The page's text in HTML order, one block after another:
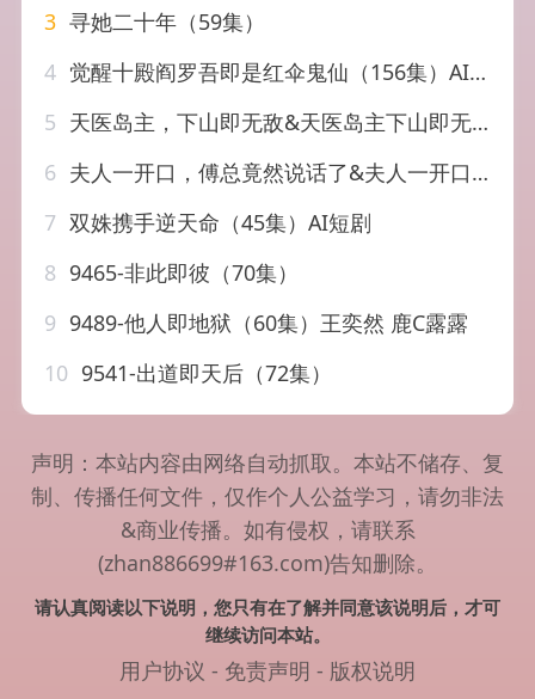
3 寻她二十年（59集）
4 觉醒十殿阎罗吾即是红伞鬼仙（156集）AI短剧
5 天医岛主，下山即无敌&天医岛主下山即无敌（64集）陈柄希&唐雪晴
6 夫人一开口，傅总竟然说话了&夫人一开口傅总竟然说话了（60集）AI短剧
7 双姝携手逆天命（45集）AI短剧
8 9465-非此即彼（70集）
9 9489-他人即地狱（60集）王奕然 鹿C露露
10 9541-出道即天后（72集）
声明：本站内容由网络自动抓取。本站不储存、复
制、传播任何文件，仅作个人公益学习，请勿非法
&商业传播。如有侵权，请联系
(zhan886699#163.com)告知删除。
请认真阅读以下说明，您只有在了解并同意该说明后，才可
继续访问本站。
用户协议 - 免责声明 - 版权说明